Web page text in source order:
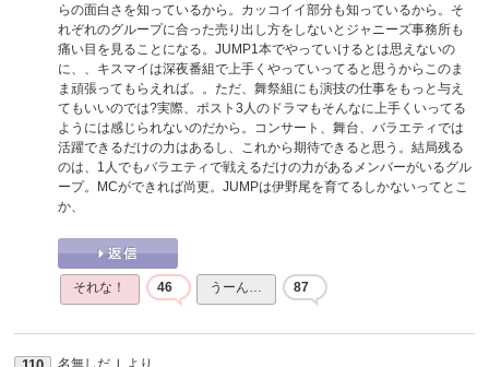
らの面白さを知っているから。カッコイイ部分も知っているから。そ
れぞれのグループに合った売り出し方をしないとジャニーズ事務所も
痛い目を見ることになる。JUMP1本でやっていけるとは思えないの
に、、キスマイは深夜番組で上手くやっていってると思うからこのま
ま頑張ってもらえれば。。ただ、舞祭組にも演技の仕事をもっと与え
てもいいのでは?実際、ポスト3人のドラマもそんなに上手くいってる
ようには感じられないのだから。コンサート、舞台、バラエティでは
活躍できるだけの力はあるし、これから期待できると思う。結局残る
のは、1人でもバラエティで戦えるだけの力があるメンバーがいるグル
ープ。MCができれば尚更。JUMPは伊野尾を育てるしかないってとこ
か、
それな！ 46 うーん… 87
名無しだＪ より